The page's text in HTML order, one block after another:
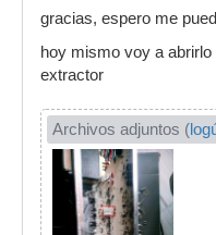
gracias, espero me
hoy mismo voy a
extractor
Archivos adjuntos (